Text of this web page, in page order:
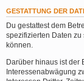
GESTATTUNG DER
Du gestattest dem
spezifizierten Daten
können.
Darüber hinaus ist der
Interessenabwägung